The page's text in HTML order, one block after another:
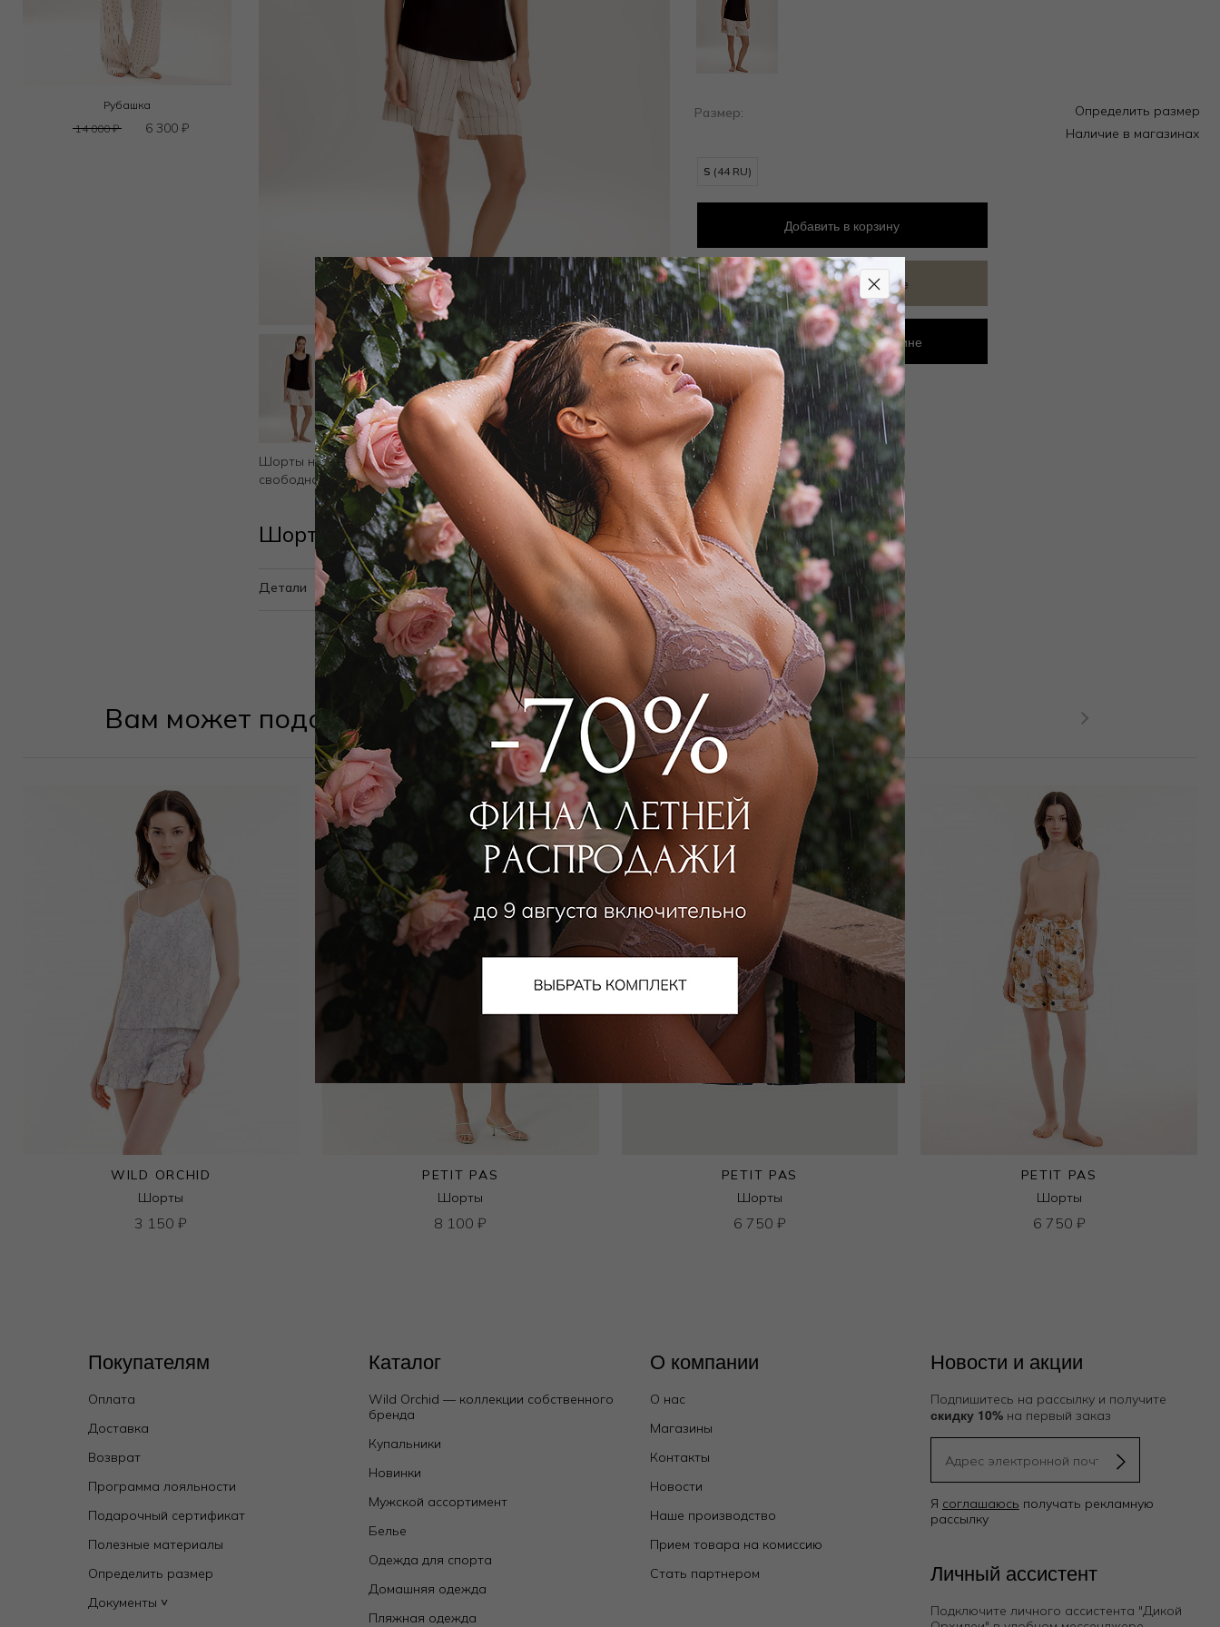
Рубашка
14 000₽ 6 300 ₽
Шорты на резинке с подгибами по нижнему краю. Шорты
свободного кроя.
Шорты 101122 Айвори
Детали
Размер:
Определить размер
Наличие в магазинах
S (44 RU)
Добавить в корзину
Добавить в избранное
Забронировать в магазине
Вам может подойти
WILD ORCHID
Шорты
3 150₽
PETIT PAS
Шорты
8 100₽
PETIT PAS
Шорты
6 750 ₽
PETIT PAS
Шорты
6 750 ₽
Покупателям
Оплата
Доставка
Возврат
Программа лояльности
Подарочный сертификат
Полезные материалы
Определить размер
Документы ˅
Каталог
Wild Orchid — коллекции собственного
бренда
Купальники
Новинки
Мужской ассортимент
Белье
Одежда для спорта
Домашняя одежда
Пляжная одежда
О компании
О нас
Магазины
Контакты
Новости
Наше производство
Прием товара на комиссию
Стать партнером
Новости и акции
Подпишитесь на рассылку и получите
скидку 10%на первый заказ
Я соглашаюсь получать рекламную
рассылку
Личный ассистент
Подключите личного ассистента "Дикой